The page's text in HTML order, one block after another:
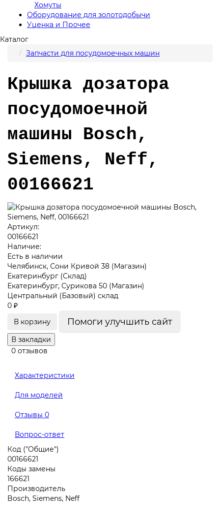
Хомуты
Оборудование для золотодобычи
Уценка и Прочее
Каталог
Запчасти для посудомоечных машин
Крышка дозатора
посудомоечной
машины Bosch,
Siemens, Neff,
00166621
Артикул:
00166621
Наличие:
Есть в наличии
Челябинск, Сони Кривой 38 (Магазин)
Екатеринбург (Склад)
Екатеринбург, Сурикова 50 (Магазин)
Центральный (Базовый) склад
0 ₽
В корзину
Помоги улучшить сайт
В закладки
0 отзывов
Характеристики
Для моделей
Отзывы 0
Вопрос-ответ
Код ("Общие")
00166621
Коды замены
166621
Производитель
Bosch, Siemens, Neff